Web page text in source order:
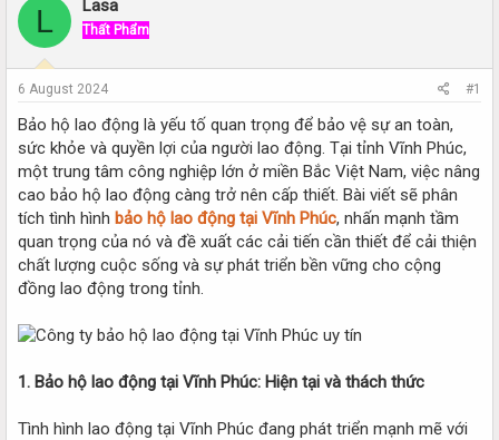
a
s
a
r
e
r
r
t
a
e
L Lasa
Thất Phẩm
6 August 2024 #1
Bảo hộ lao động là yếu tố quan trọng để bảo vệ sự an toàn,
sức khỏe và quyền lợi của người lao động. Tại tỉnh Vĩnh Phúc,
một trung tâm công nghiệp lớn ở miền Bắc Việt Nam, việc nâng
cao bảo hộ lao động càng trở nên cấp thiết. Bài viết sẽ phân
tích tình hình bảo hộ lao động tại Vĩnh Phúc, nhấn mạnh tầm
quan trọng của nó và đề xuất các cải tiến cần thiết để cải thiện
chất lượng cuộc sống và sự phát triển bền vững cho cộng
đồng lao động trong tỉnh.
1. Bảo hộ lao động tại Vĩnh Phúc: Hiện tại và thách thức
Tình hình lao động tại Vĩnh Phúc đang phát triển mạnh mẽ với